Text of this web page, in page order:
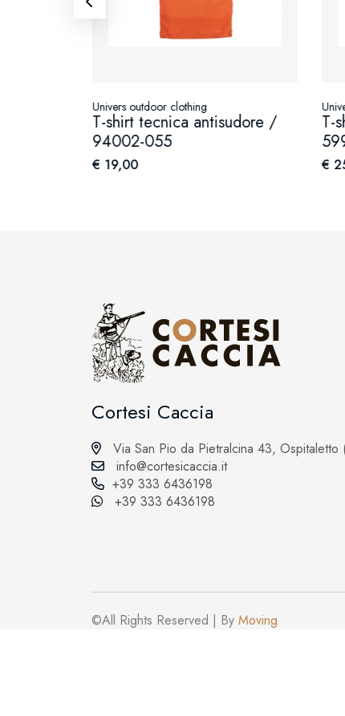
Univers outdoor clothing
T-shirt tecnica antisudore /
94002-055
€ 19,00
T-
€
Cortesi Caccia
Via San Pio da Pietralcina 43, Ospitaletto
info@cortesicaccia.it
+39 333 6436198
+39 333 6436198
©All Rights Reserved | By Moving